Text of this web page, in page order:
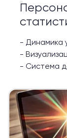
- Динамика
-
- Система